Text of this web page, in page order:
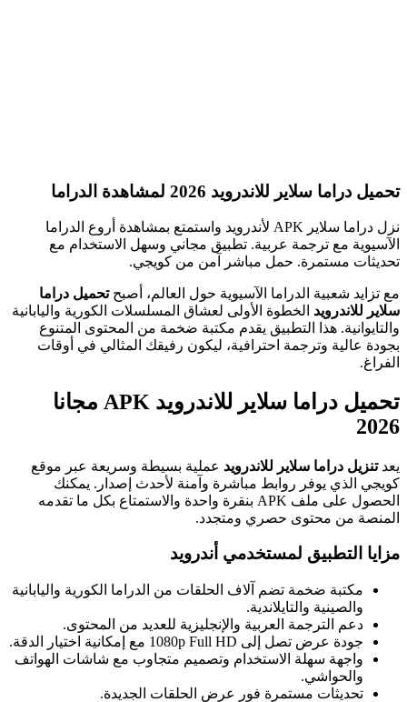
تحميل دراما سلاير للاندرويد 2026 لمشاهدة الدراما
نزل دراما سلاير APK لأندرويد واستمتع بمشاهدة أروع الدراما
الآسيوية مع ترجمة عربية. تطبيق مجاني وسهل الاستخدام مع
تحديثات مستمرة. حمل مباشر آمن من كويجي.
مع تزايد شعبية الدراما الآسيوية حول العالم، أصبحتحميل دراما
سلاير للاندرويد الخطوة الأولى لعشاق المسلسلات الكورية واليابانية
والتايوانية. هذا التطبيق يقدم مكتبة ضخمة من المحتوى المتنوع
بجودة عالية وترجمة احترافية، ليكون رفيقك المثالي في أوقات
الفراغ.
تحميل دراما سلاير للاندرويد APK مجانا
2026
يعدتنزيل دراما سلاير للاندرويد عملية بسيطة وسريعة عبر موقع
كويجي الذي يوفر روابط مباشرة وآمنة لأحدث إصدار. يمكنك
الحصول على ملف APK بنقرة واحدة والاستمتاع بكل ما تقدمه
المنصة من محتوى حصري ومتجدد.
مزايا التطبيق لمستخدمي أندرويد
مكتبة ضخمة تضم آلاف الحلقات من الدراما الكورية واليابانية
والصينية والتايلاندية.
دعم الترجمة العربية والإنجليزية للعديد من المحتوى.
جودة عرض تصل إلى 1080p Full HD مع إمكانية اختيار الدقة.
واجهة سهلة الاستخدام وتصميم متجاوب مع شاشات الهواتف
والحواشي.
تحديثات مستمرة فور عرض الحلقات الجديدة.